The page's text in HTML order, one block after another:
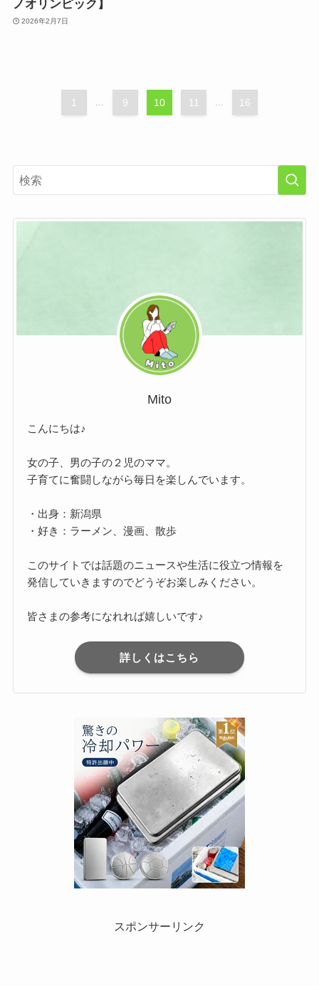
ノオリンピック】
2026年2月7日
1 9 10 11 16
Mito
こんにちは♪
女の子、男の子の２児のママ。
子育てに奮闘しながら毎日を楽しんでいます。
・出身：新潟県
・好き：ラーメン、漫画、散歩
このサイトでは話題のニュースや生活に役立つ情報を
発信していきますのでどうぞお楽しみください。
皆さまの参考になれれば嬉しいです♪
詳しくはこちら
スポンサーリンク